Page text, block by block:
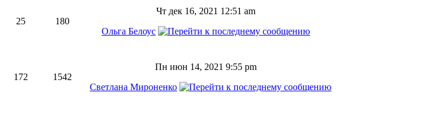
25 180
Чт дек 16, 2021 12:51 am
Ольга Белоус
172 1542
Пн июн 14, 2021 9:55 pm
Светлана Мироненко